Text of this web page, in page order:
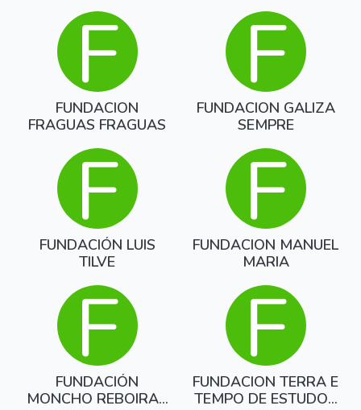
F
FUNDACION
FRAGUAS FRAGUAS
F
FUNDACION GALIZA
SEMPRE
F
FUNDACIÓN LUIS
TILVE
F
FUNDACION MANUEL
MARIA
F
FUNDACIÓN
MONCHO REBOIRAS
F
FUNDACION TERRA E
TEMPO DE ESTUDOS